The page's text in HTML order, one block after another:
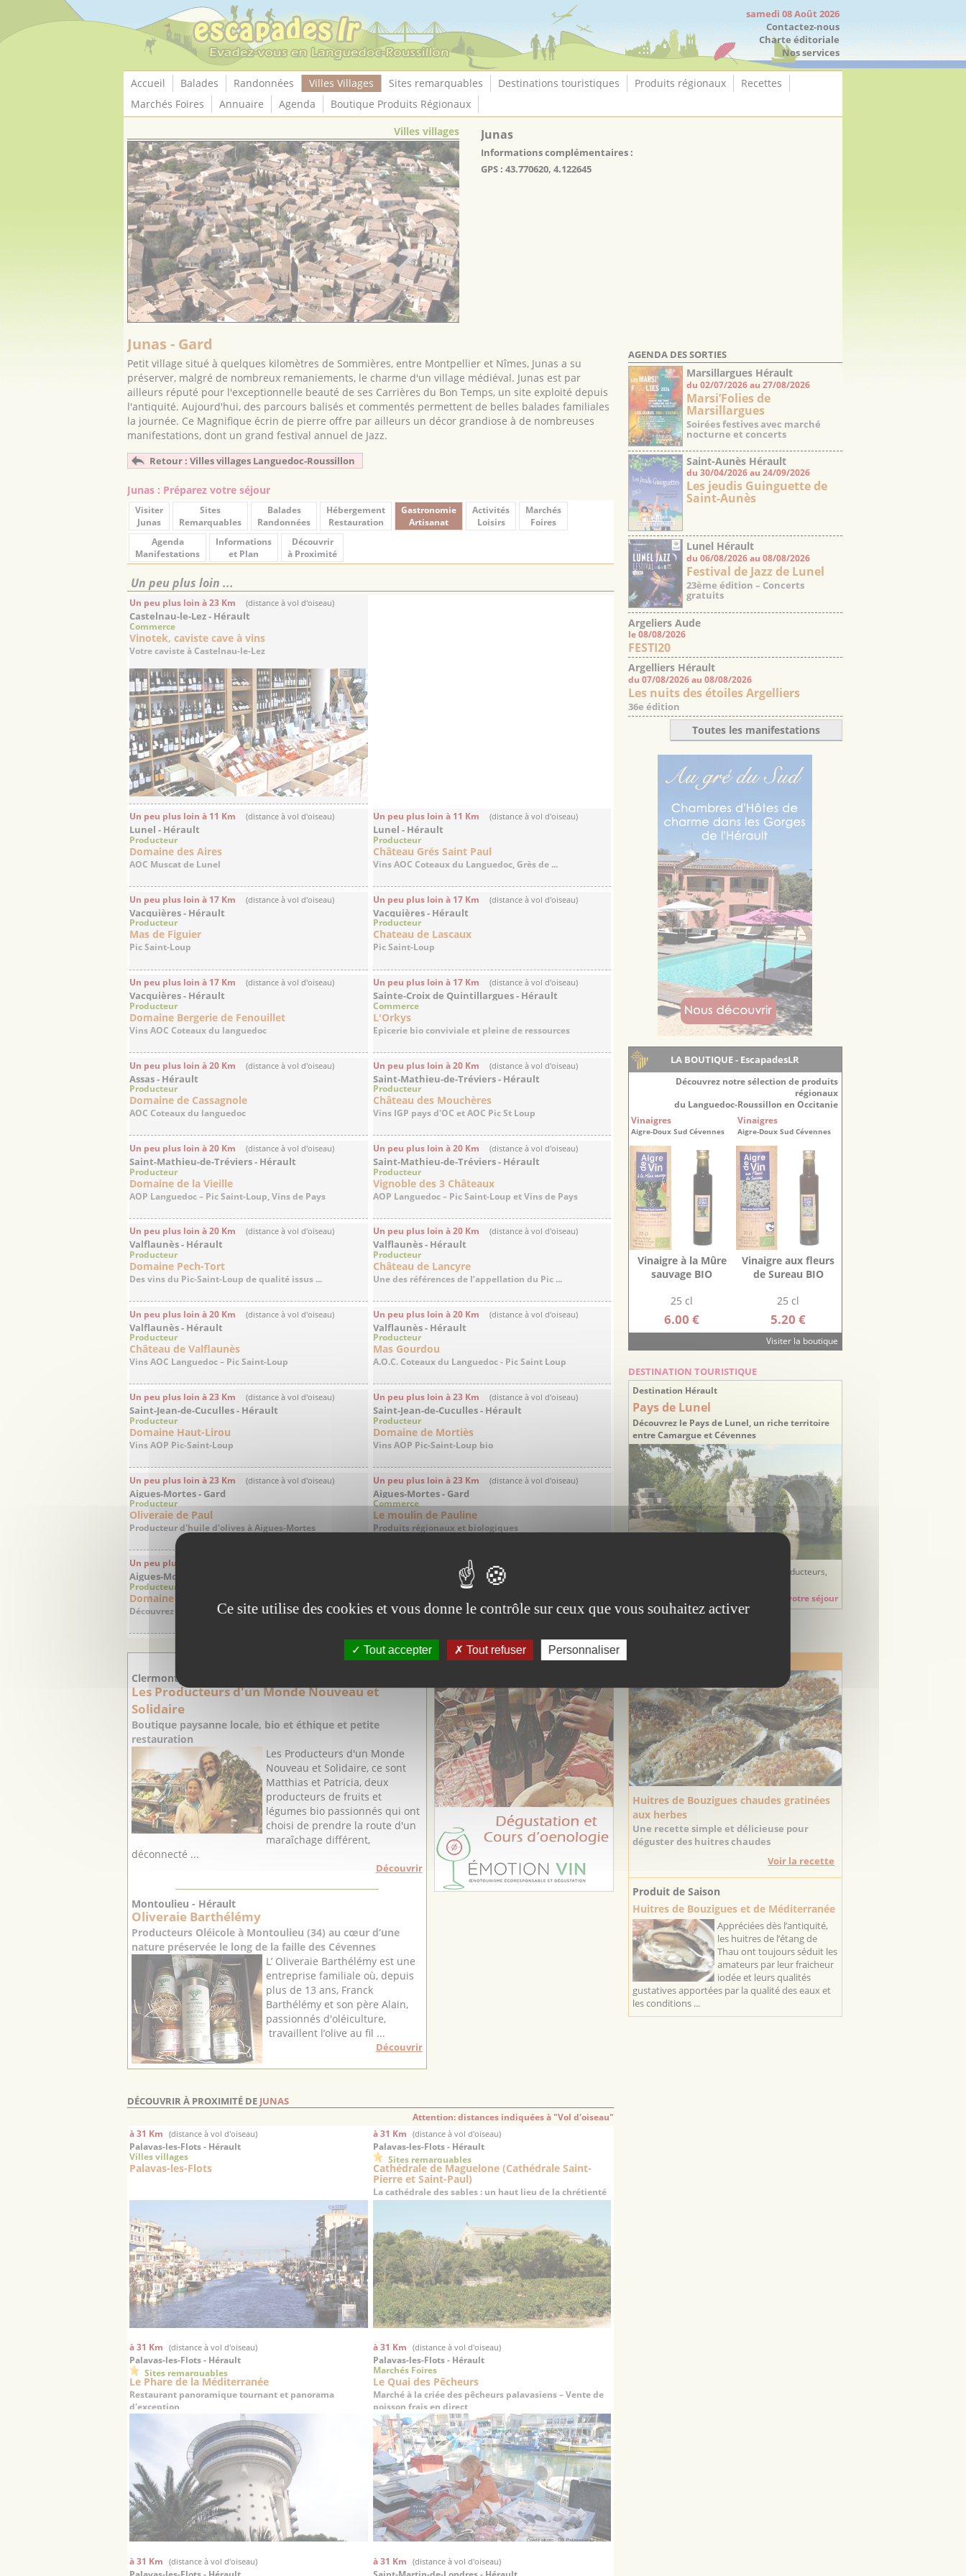
samedi 08 Août 2026
Contactez-nous
Charte éditoriale
Nos services
Accueil Balades Randonnées Villes Villages Sites remarquables Destinations touristiques Produits régionaux
Recettes
Marchés Foires
Annuaire Agenda
Boutique Produits Régionaux
Villes villages
Junas
Informations complémentaires :
GPS : 43.770620, 4.122645
Junas - Gard
Petit village situé à quelques kilomètres de Sommières, entre Montpellier et Nîmes, Junas a su
préserver, malgré de nombreux remaniements, le charme d'un village médiéval. Junas est par
ailleurs réputé pour l'exceptionnelle beauté de ses Carrières du Bon Temps, un site exploité depuis
l'antiquité. Aujourd'hui, des parcours balisés et commentés permettent de belles balades familiales
la journée. Ce Magnifique écrin de pierre offre par ailleurs un décor grandiose à de nombreuses
manifestations, dont un grand festival annuel de Jazz.
Retour : Villes villages Languedoc-Roussillon
Junas : Préparez votre séjour
Visiter
Junas
Sites
Remarquables
Balades
Randonnées
Hébergement
Restauration
Gastronomie
Artisanat
Activités
Loisirs
Marchés
Foires
Agenda
Manifestations
Informations
et Plan
Découvrir
à Proximité
Un peu plus loin ...
Un peu plus loin à 23 Km (distance à vol d'oiseau)
Castelnau-le-Lez - Hérault
Commerce
Vinotek, caviste cave à vins
Votre caviste à Castelnau-le-Lez
Un peu plus loin à 11 Km (distance à vol d'oiseau)
Lunel - Hérault
Producteur
Domaine des Aires
AOC Muscat de Lunel
Un peu plus loin à 11 Km (distance à vol d'oiseau)
Lunel - Hérault
Producteur
Château Grés Saint Paul
Vins AOC Coteaux du Languedoc, Grès de ...
Un peu plus loin à 17 Km (distance à vol d'oiseau)
Vacquières - Hérault
Producteur
Mas de Figuier
Pic Saint-Loup
Un peu plus loin à 17 Km (distance à vol d'oiseau)
Vacquières - Hérault
Producteur
Chateau de Lascaux
Pic Saint-Loup
Un peu plus loin à 17 Km (distance à vol d'oiseau)
Vacquières - Hérault
Producteur
Domaine Bergerie de Fenouillet
Vins AOC Coteaux du languedoc
Un peu plus loin à 17 Km (distance à vol d'oiseau)
Sainte-Croix de Quintillargues - Hérault
Commerce
L'Orkys
Epicerie bio conviviale et pleine de ressources
Un peu plus loin à 20 Km (distance à vol d'oiseau)
Assas - Hérault
Producteur
Domaine de Cassagnole
AOC Coteaux du languedoc
Un peu plus loin à 20 Km (distance à vol d'oiseau)
Saint-Mathieu-de-Tréviers - Hérault
Producteur
Château des Mouchères
Vins IGP pays d'OC et AOC Pic St Loup
Un peu plus loin à 20 Km (distance à vol d'oiseau)
Saint-Mathieu-de-Tréviers - Hérault
Producteur
Domaine de la Vieille
AOP Languedoc – Pic Saint-Loup, Vins de Pays
Un peu plus loin à 20 Km (distance à vol d'oiseau)
Saint-Mathieu-de-Tréviers - Hérault
Producteur
Vignoble des 3 Châteaux
AOP Languedoc – Pic Saint-Loup et Vins de Pays
Un peu plus loin à 20 Km (distance à vol d'oiseau)
Valflaunès - Hérault
Producteur
Domaine Pech-Tort
Des vins du Pic-Saint-Loup de qualité issus ...
Un peu plus loin à 20 Km (distance à vol d'oiseau)
Valflaunès - Hérault
Producteur
Château de Lancyre
Une des références de l’appellation du Pic ...
Un peu plus loin à 20 Km (distance à vol d'oiseau)
Valflaunès - Hérault
Producteur
Château de Valflaunès
Vins AOC Languedoc – Pic Saint-Loup
Un peu plus loin à 20 Km (distance à vol d'oiseau)
Valflaunès - Hérault
Producteur
Mas Gourdou
A.O.C. Coteaux du Languedoc - Pic Saint Loup
Un peu plus loin à 23 Km (distance à vol d'oiseau)
Saint-Jean-de-Cuculles - Hérault
Producteur
Domaine Haut-Lirou
Vins AOP Pic-Saint-Loup
Un peu plus loin à 23 Km (distance à vol d'oiseau)
Saint-Jean-de-Cuculles - Hérault
Producteur
Domaine de Mortiès
Vins AOP Pic-Saint-Loup bio
Un peu plus loin à 23 Km (distance à vol d'oiseau)
Aigues-Mortes - Gard
Producteur
Oliveraie de Paul
Producteur d'huile d'olives à Aigues-Mortes
Un peu plus loin à 23 Km (distance à vol d'oiseau)
Aigues-Mortes - Gard
Commerce
Le moulin de Pauline
Produits régionaux et biologiques
Un peu plus loin à 23 Km
Aigues-Mortes - Gard
Producteur
Domaine Royal de Jarras
Découvrez les surprenantes Caves de Listel en ...
PRODUCTEURS & ARTISANS
Clermont l'Hérault - Hérault
Les Producteurs d'un Monde Nouveau et
Solidaire
Boutique paysanne locale, bio et éthique et petite
restauration
Les Producteurs d'un Monde
Nouveau et Solidaire, ce sont
Matthias et Patricia, deux
producteurs de fruits et
légumes bio passionnés qui ont
choisi de prendre la route d'un
maraîchage différent,
déconnecté ...
Découvrir
Montoulieu - Hérault
Oliveraie Barthélémy
Producteurs Oléicole à Montoulieu (34) au cœur d’une
nature préservée le long de la faille des Cévennes
L’ Oliveraie Barthélémy est une
entreprise familiale où, depuis
plus de 13 ans, Franck
Barthélémy et son père Alain,
passionnés d'oléiculture,
travaillent l’olive au fil ...
Découvrir
DÉCOUVRIR À PROXIMITÉ DE JUNAS
Attention: distances indiquées à "Vol d'oiseau"
à 31 Km
(distance à vol d'oiseau)
Palavas-les-Flots - Hérault
Villes villages
Palavas-les-Flots
à 31 Km (distance à vol d'oiseau)
Palavas-les-Flots - Hérault
Sites remarquables
Cathédrale de Maguelone (Cathédrale Saint-
Pierre et Saint-Paul)
La cathédrale des sables : un haut lieu de la chrétienté
médiévale
à 31 Km (distance à vol d'oiseau)
Palavas-les-Flots - Hérault
Sites remarquables
Le Phare de la Méditerranée
Restaurant panoramique tournant et panorama
d'exception
à 31 Km (distance à vol d'oiseau)
Palavas-les-Flots - Hérault
Marchés Foires
Le Quai des Pêcheurs
Marché à la criée des pêcheurs palavasiens – Vente de
poisson frais en direct
à 31 Km (distance à vol d'oiseau) à 31 Km (distance à vol d'oiseau)
AGENDA DES SORTIES
Marsillargues Hérault
du 02/07/2026 au 27/08/2026
Marsi’Folies de
Marsillargues
Soirées festives avec marché
nocturne et concerts
Saint-Aunès Hérault
du 30/04/2026 au 24/09/2026
Les jeudis Guinguette de
Saint-Aunès
Lunel Hérault
du 06/08/2026 au 08/08/2026
Festival de Jazz de Lunel
23ème édition – Concerts
gratuits
Argeliers Aude
le 08/08/2026
FESTI20
Argelliers Hérault
du 07/08/2026 au 08/08/2026
Les nuits des étoiles Argelliers
36e édition
Toutes les manifestations
LA BOUTIQUE - EscapadesLR
Découvrez notre sélection de produits
régionaux
du Languedoc-Roussillon en Occitanie
Vinaigres
Aigre-Doux Sud Cévennes
Vinaigre à la Mûre
sauvage BIO
25 cl
6.00 €
Vinaigres
Aigre-Doux Sud Cévennes
Vinaigre aux fleurs
de Sureau BIO
25 cl
5.20 €
Visiter la boutique
DESTINATION TOURISTIQUE
Destination Hérault
Pays de Lunel
Découvrez le Pays de Lunel, un riche territoire
entre Camargue et Cévennes
Idées sorties, balades, randonnées, producteurs,
Préparez votre séjour
Huitres de Bouzigues chaudes gratinées
aux herbes
Une recette simple et délicieuse pour
déguster des huitres chaudes
Voir la recette
Produit de Saison
Huitres de Bouzigues et de Méditerranée
Appréciées dès l’antiquité,
les huitres de l’étang de
Thau ont toujours séduit les
amateurs par leur fraicheur
iodée et leurs qualités
gustatives apportées par la qualité des eaux et
les conditions ...
Panneau de gestion des cookies
Ce site utilise des cookies et vous donne le contrôle sur ceux que vous souhaitez activer
Tout accepter Tout refuser Personnaliser